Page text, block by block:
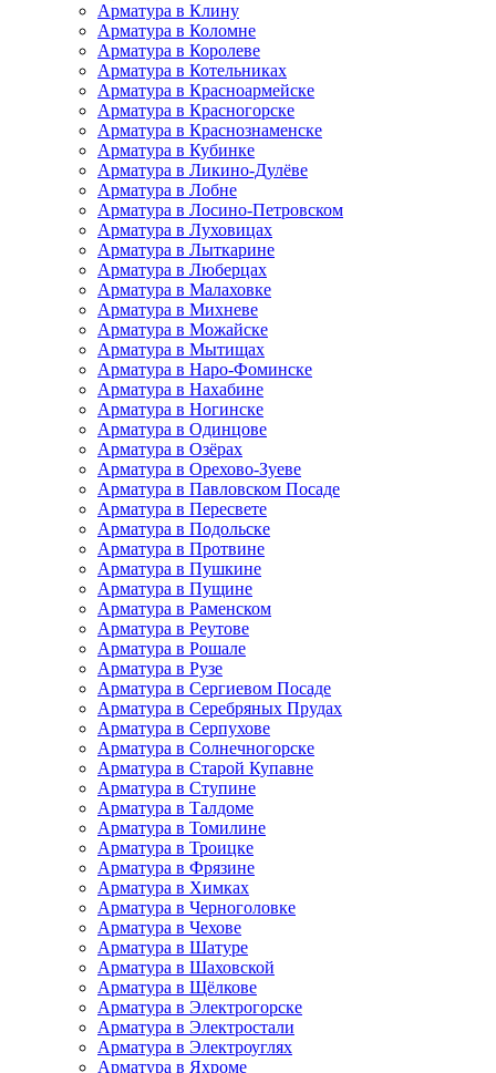
Арматура в Клину
Арматура в Коломне
Арматура в Королеве
Арматура в Котельниках
Арматура в Красноармейске
Арматура в Красногорске
Арматура в Краснознаменске
Арматура в Кубинке
Арматура в Ликино-Дулёве
Арматура в Лобне
Арматура в Лосино-Петровском
Арматура в Луховицах
Арматура в Лыткарине
Арматура в Люберцах
Арматура в Малаховке
Арматура в Михневе
Арматура в Можайске
Арматура в Мытищах
Арматура в Наро-Фоминске
Арматура в Нахабине
Арматура в Ногинске
Арматура в Одинцове
Арматура в Озёрах
Арматура в Орехово-Зуеве
Арматура в Павловском Посаде
Арматура в Пересвете
Арматура в Подольске
Арматура в Протвине
Арматура в Пушкине
Арматура в Пущине
Арматура в Раменском
Арматура в Реутове
Арматура в Рошале
Арматура в Рузе
Арматура в Сергиевом Посаде
Арматура в Серебряных Прудах
Арматура в Серпухове
Арматура в Солнечногорске
Арматура в Старой Купавне
Арматура в Ступине
Арматура в Талдоме
Арматура в Томилине
Арматура в Троицке
Арматура в Фрязине
Арматура в Химках
Арматура в Черноголовке
Арматура в Чехове
Арматура в Шатуре
Арматура в Шаховской
Арматура в Щёлкове
Арматура в Электрогорске
Арматура в Электростали
Арматура в Электроуглях
Арматура в Яхроме